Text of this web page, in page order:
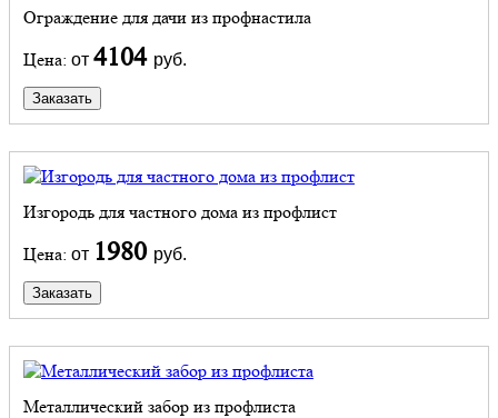
Ограждение для дачи из профнастила
Цена: от 4104 руб.
Заказать
Изгородь для частного дома из профлист
Цена: от 1980 руб.
Заказать
Металлический забор из профлиста